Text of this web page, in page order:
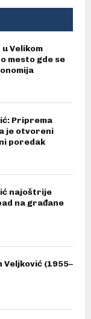
Velikom
mesto gde se
Priprema
je otvoreni
poredak
najoštrije
na građane
(1955–